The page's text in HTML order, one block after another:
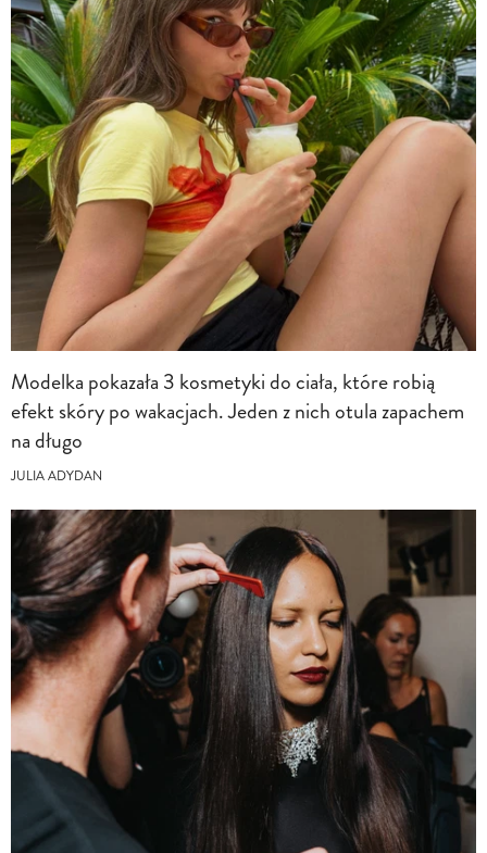
Modelka pokazała 3 kosmetyki do ciała, które robią
efekt skóry po wakacjach. Jeden z nich otula zapachem
na długo
JULIA ADYDAN